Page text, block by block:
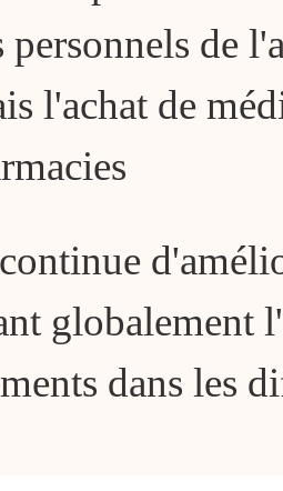
personnels de
l'achat de
globalement
dans les